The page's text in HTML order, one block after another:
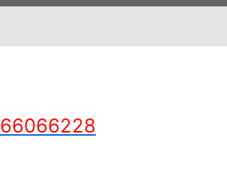
66066228